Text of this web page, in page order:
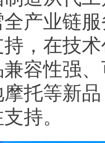
产业链
，在技
容性强
托等新
持。